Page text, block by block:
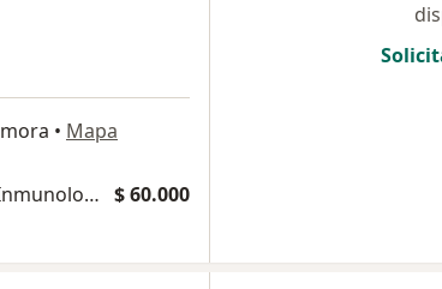
• Mapa
Primera consulta Alergia e Inmunología $ 60.000